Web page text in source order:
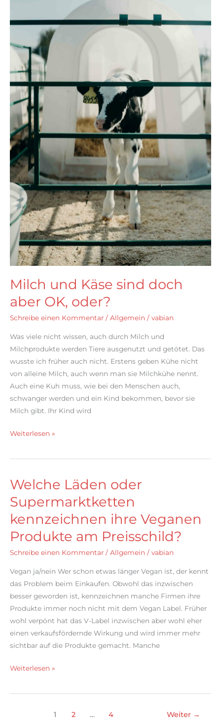
Milch und Käse sind doch
aber OK, oder?
Schreibe einen Kommentar / Allgemein / vabian
Was viele nicht wissen, auch durch Milch und
Milchprodukte werden Tiere ausgenutzt und getötet. Das
wusste ich früher auch nicht. Erstens geben Kühe nicht
von alleine Milch, auch wenn man sie Milchkühe nennt.
Auch eine Kuh muss, wie bei den Menschen auch,
schwanger werden und ein Kind bekommen, bevor sie
Milch gibt. Ihr Kind wird
Milch
Käse
doch
OK,
oder?
Weiterlesen »
Welche Läden oder
Supermarktketten
kennzeichnen ihre Veganen
Produkte am Preisschild?
Schreibe einen Kommentar / Allgemein / vabian
Vegan ja/nein Wer schon etwas länger Vegan ist, der kennt
das Problem beim Einkaufen. Obwohl das inzwischen
besser geworden ist, kennzeichnen manche Firmen ihre
Produkte immer noch nicht mit dem Vegan Label. Früher
wohl verpönt hat das V-Label inzwischen aber wohl eher
einen verkaufsfördernde Wirkung und wird immer mehr
sichtbar auf die Produkte gemacht. Manche
Welche
oder
kennzeichnen
Weiterlesen »
1 2 … 4 Weiter →